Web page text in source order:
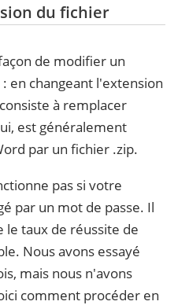
du fichier
de modifier un
en changeant l'extension
à remplacer
est généralement
par un fichier .zip.
pas si votre
par un mot de passe. Il
taux de réussite de
Nous avons essayé
mais nous n'avons
comment procéder en